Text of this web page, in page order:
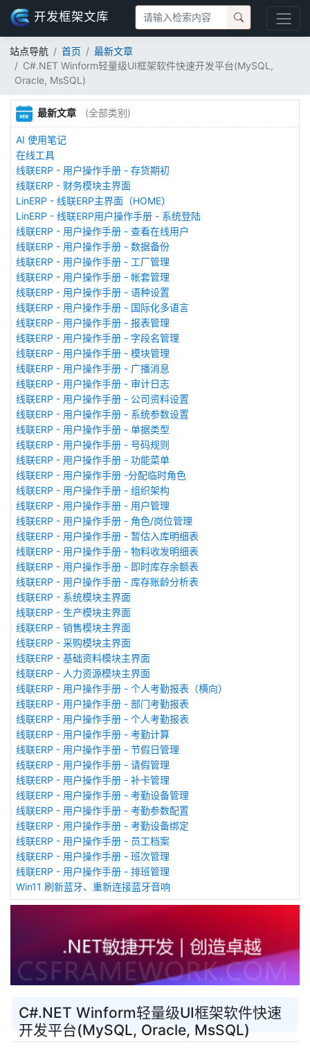
开发框架文库
站点导航 首页
最新文章
C#.NET Winform轻量级UI框架软件快速开发平台(MySQL,
Oracle, MsSQL)
最新文章 (全部类别)
AI 使用笔记
在线工具
线联ERP - 用户操作手册 - 存货期初
线联ERP - 财务模块主界面
LinERP - 线联ERP主界面（HOME）
LinERP - 线联ERP用户操作手册 - 系统登陆
线联ERP - 用户操作手册 - 查看在线用户
线联ERP - 用户操作手册 - 数据备份
线联ERP - 用户操作手册 - 工厂管理
线联ERP - 用户操作手册 - 帐套管理
线联ERP - 用户操作手册 - 语种设置
线联ERP - 用户操作手册 - 国际化多语言
线联ERP - 用户操作手册 - 报表管理
线联ERP - 用户操作手册 - 字段名管理
线联ERP - 用户操作手册 - 模块管理
线联ERP - 用户操作手册 - 广播消息
线联ERP - 用户操作手册 - 审计日志
线联ERP - 用户操作手册 - 公司资料设置
线联ERP - 用户操作手册 - 系统参数设置
线联ERP - 用户操作手册 - 单据类型
线联ERP - 用户操作手册 - 号码规则
线联ERP - 用户操作手册 - 功能菜单
线联ERP - 用户操作手册 -分配临时角色
线联ERP - 用户操作手册 - 组织架构
线联ERP - 用户操作手册 - 用户管理
线联ERP - 用户操作手册 - 角色/岗位管理
线联ERP - 用户操作手册 - 暂估入库明细表
线联ERP - 用户操作手册 - 物料收发明细表
线联ERP - 用户操作手册 - 即时库存余额表
线联ERP - 用户操作手册 - 库存账龄分析表
线联ERP - 系统模块主界面
线联ERP - 生产模块主界面
线联ERP - 销售模块主界面
线联ERP - 采购模块主界面
线联ERP - 基础资料模块主界面
线联ERP - 人力资源模块主界面
线联ERP - 用户操作手册 - 个人考勤报表（横向）
线联ERP - 用户操作手册 - 部门考勤报表
线联ERP - 用户操作手册 - 个人考勤报表
线联ERP - 用户操作手册 - 考勤计算
线联ERP - 用户操作手册 - 节假日管理
线联ERP - 用户操作手册 - 请假管理
线联ERP - 用户操作手册 - 补卡管理
线联ERP - 用户操作手册 - 考勤设备管理
线联ERP - 用户操作手册 - 考勤参数配置
线联ERP - 用户操作手册 - 考勤设备绑定
线联ERP - 用户操作手册 - 员工档案
线联ERP - 用户操作手册 - 班次管理
线联ERP - 用户操作手册 - 排班管理
Win11 刷新蓝牙、重新连接蓝牙音响
C#.NET Winform轻量级UI框架软件快速
开发平台(MySQL, Oracle, MsSQL)